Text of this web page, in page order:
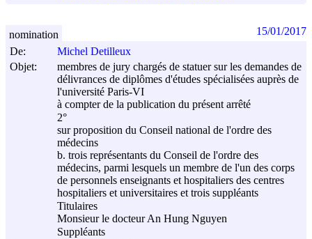
De:
Michel Detilleux
Objet:
membres de jury chargés de statuer sur les demandes de
délivrances de diplômes d'études spécialisées auprès de
l'université Paris-VI
à compter de la publication du présent arrêté
2°
sur proposition du Conseil national de l'ordre des
médecins
b. trois représentants du Conseil de l'ordre des
médecins, parmi lesquels un membre de l'un des corps
de personnels enseignants et hospitaliers des centres
hospitaliers et universitaires et trois suppléants
Titulaires
Monsieur le docteur An Hung Nguyen
Suppléants
nomination 15/01/2017